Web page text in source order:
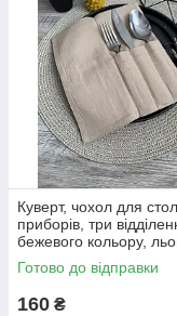
Куверт, чохол для
приборів, три
бежевого кольору,
Готово до відправки
160 ₴